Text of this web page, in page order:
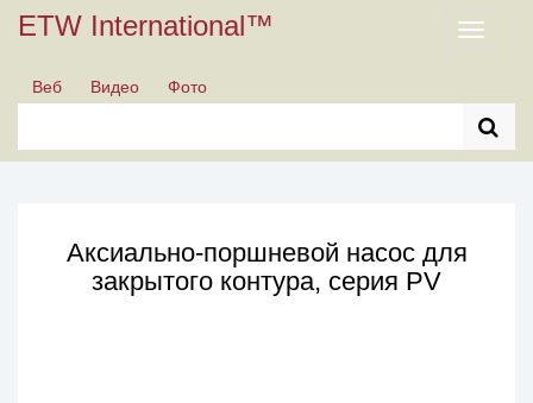
ETW International™
Toggle
Веб
Видео Фото
Аксиально-поршневой насос для
закрытого контура, серия PV